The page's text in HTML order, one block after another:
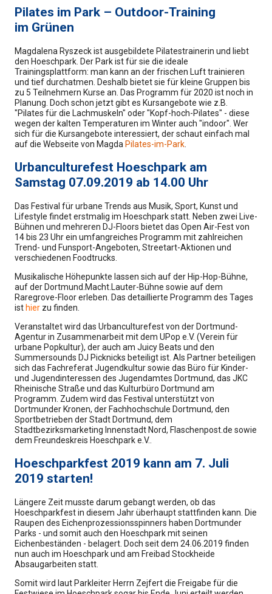
Pilates im Park – Outdoor-Training
im Grünen
Magdalena Ryszeck ist ausgebildete Pilatestrainerin und liebt
den Hoeschpark. Der Park ist für sie die ideale
Trainingsplattform: man kann an der frischen Luft trainieren
und tief durchatmen. Deshalb bietet sie für kleine Gruppen bis
zu 5 Teilnehmern Kurse an. Das Programm für 2020 ist noch in
Planung. Doch schon jetzt gibt es Kursangebote wie z.B.
"Pilates für die Lachmuskeln" oder "Kopf-hoch-Pilates" - diese
wegen der kalten Temperaturen im Winter auch "indoor". Wer
sich für die Kursangebote interessiert, der schaut einfach mal
auf die Webseite von Magda Pilates-im-Park.
Urbanculturefest Hoeschpark am
Samstag 07.09.2019 ab 14.00 Uhr
Das Festival für urbane Trends aus Musik, Sport, Kunst und
Lifestyle findet erstmalig im Hoeschpark statt. Neben zwei Live-
Bühnen und mehreren DJ-Floors bietet das Open Air-Fest von
14 bis 23 Uhr ein umfangreiches Programm mit zahlreichen
Trend- und Funsport-Angeboten, Streetart-Aktionen und
verschiedenen Foodtrucks.
Musikalische Höhepunkte lassen sich auf der Hip-Hop-Bühne,
auf der Dortmund.Macht.Lauter-Bühne sowie auf dem
Raregrove-Floor erleben. Das detaillierte Programm des Tages
ist hier zu finden.
Veranstaltet wird das Urbanculturefest von der Dortmund-
Agentur in Zusammenarbeit mit dem UPop e.V. (Verein für
urbane Popkultur), der auch am Juicy Beats und den
Summersounds DJ Picknicks beteiligt ist. Als Partner beteiligen
sich das Fachreferat Jugendkultur sowie das Büro für Kinder-
und Jugendinteressen des Jugendamtes Dortmund, das JKC
Rheinische Straße und das Kulturbüro Dortmund am
Programm. Zudem wird das Festival unterstützt von
Dortmunder Kronen, der Fachhochschule Dortmund, den
Sportbetrieben der Stadt Dortmund, dem
Stadtbezirksmarketing Innenstadt Nord, Flaschenpost.de sowie
dem Freundeskreis Hoeschpark e.V..
Hoeschparkfest 2019 kann am 7. Juli
2019 starten!
Längere Zeit musste darum gebangt werden, ob das
Hoeschparkfest in diesem Jahr überhaupt stattfinden kann. Die
Raupen des Eichenprozessionsspinners haben Dortmunder
Parks - und somit auch den Hoeschpark mit seinen
Eichenbeständen - belagert. Doch seit dem 24.06.2019 finden
nun auch im Hoeschpark und am Freibad Stockheide
Absaugarbeiten statt.
Somit wird laut Parkleiter Herrn Zejfert die Freigabe für die